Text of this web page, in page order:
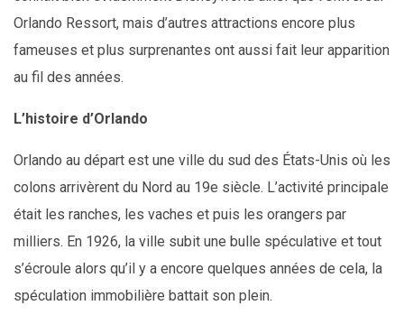
Orlando Ressort, mais d’autres attractions encore plus
fameuses et plus surprenantes ont aussi fait leur apparition
au fil des années.
L’histoire d’Orlando
Orlando au départ est une ville du sud des États-Unis où les
colons arrivèrent du Nord au 19e siècle. L’activité principale
était les ranches, les vaches et puis les orangers par
milliers. En 1926, la ville subit une bulle spéculative et tout
s’écroule alors qu’il y a encore quelques années de cela, la
spéculation immobilière battait son plein.